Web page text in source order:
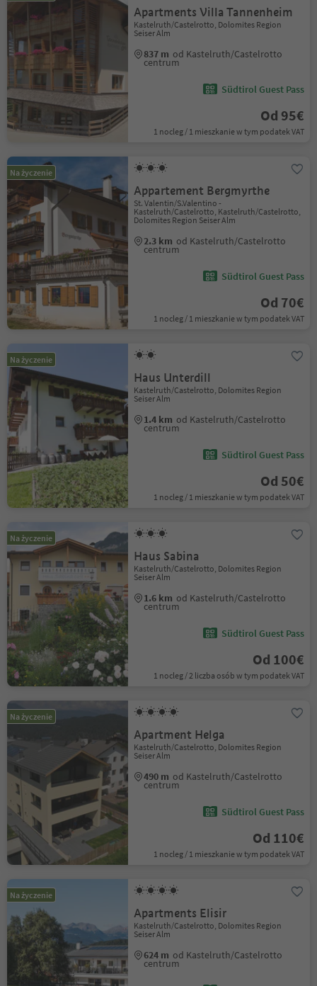
Apartments Villa Tannenheim
Kastelruth/Castelrotto, Dolomites Region
Seiser Alm
837 m od Kastelruth/Castelrotto
centrum
Südtirol Guest Pass
Od 95€
1 nocleg / 1 mieszkanie w tym podatek VAT
Na życzenie
Appartement Bergmyrthe
St. Valentin/S.Valentino -
Kastelruth/Castelrotto, Kastelruth/Castelrotto,
Dolomites Region Seiser Alm
2.3 km od Kastelruth/Castelrotto
centrum
Südtirol Guest Pass
Od 70€
1 nocleg / 1 mieszkanie w tym podatek VAT
Na życzenie
Haus Unterdill
Kastelruth/Castelrotto, Dolomites Region
Seiser Alm
1.4 km od Kastelruth/Castelrotto
centrum
Südtirol Guest Pass
Od 50€
1 nocleg / 1 mieszkanie w tym podatek VAT
Na życzenie
Haus Sabina
Kastelruth/Castelrotto, Dolomites Region
Seiser Alm
1.6 km od Kastelruth/Castelrotto
centrum
Südtirol Guest Pass
Od 100€
1 nocleg / 2 liczba osób w tym podatek VAT
Na życzenie
Apartment Helga
Kastelruth/Castelrotto, Dolomites Region
Seiser Alm
490 m od Kastelruth/Castelrotto
centrum
Südtirol Guest Pass
Od 110€
1 nocleg / 1 mieszkanie w tym podatek VAT
Na życzenie
Apartments Elisir
Kastelruth/Castelrotto, Dolomites Region
Seiser Alm
624 m od Kastelruth/Castelrotto
centrum